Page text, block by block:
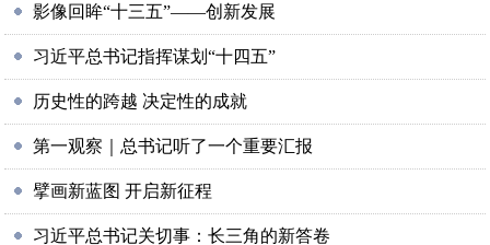
影像回眸“十三五”——创新发展
习近平总书记指挥谋划“十四五”
历史性的跨越 决定性的成就
第一观察｜总书记听了一个重要汇报
擘画新蓝图 开启新征程
习近平总书记关切事：长三角的新答卷